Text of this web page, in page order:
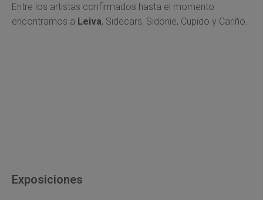
Entre los artistas confirmados hasta el momento
encontramos a Leiva, Sidecars, Sidonie, Cupido y Cariño.
Exposiciones